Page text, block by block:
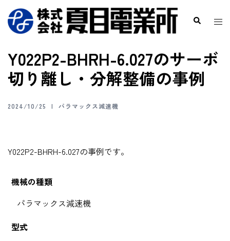
Y022P2-BHRH-6.027のサーボ
切り離し・分解整備の事例
2024/10/25 パラマックス減速機
Y022P2-BHRH-6.027の事例です。
機械の種類
パラマックス減速機
型式